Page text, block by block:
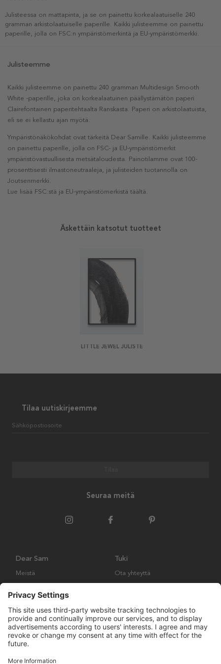
Julisteessa on mattapinta, ja se on painettu korkealaatuiselle 240
gramman arkistolaatuiselle paperille. Kaikki julisteemme on painettu
paperille, jolla on FSC:n ympäristömerkintä ja EU-ympäristömerkki.
Julisteemme
Kaikki julisteemme on painettu 240 gramman Multidesign Smooth
White -paperille, joka on korkealaatuinen päällystämätön paperi
Clairefontainen paperitehtaalta Ranskasta. Paperi on arkistolaatuista,
eli se ei kellastu ajan myötä.
Ympäristönäkökohdat ovat tärkeitä Dear Samille. Kaikki julisteemme
on painettu paperille, jolla on FSC- ja EU-ympäristömerkit
ympäristövastuullisesta metsätaloudesta. Painotilamme ovat 100-
prosenttisesti ilmastoneutraaleja, ja julisteiden tuotannolla on
Joutsenmerkki.
Lue lisää FSC:stä ja EU-ympäristömerkistä täältä.
Äskettäin katsotut tuotteet
LITTLE JEWEL JULISTE
Tilaa uutiskirjeemme
Sähköpostiosoite
Seuraa meitä
Dear Sam
Meistä
Tuki
Ota yhteyttä
Palautukset ja vaatimukset